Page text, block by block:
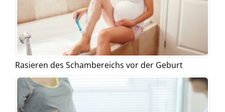
Rasieren des Schambereichs vor der Geburt